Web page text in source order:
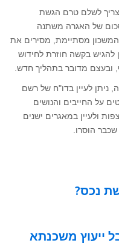
צריך לשלם טרם הגשת
של האגרה משתנה
מסתיימת, מסירים את
להגיש בקשה חוזרת לחידוש
ובעצם מדובר בתהליך חדש.
ניתן לעיין בדו"ח של רשם
על החייבים והנושים
ולעיין במאגרים ישנים
הוסרו.
נכס?
ייעוץ משכנתא